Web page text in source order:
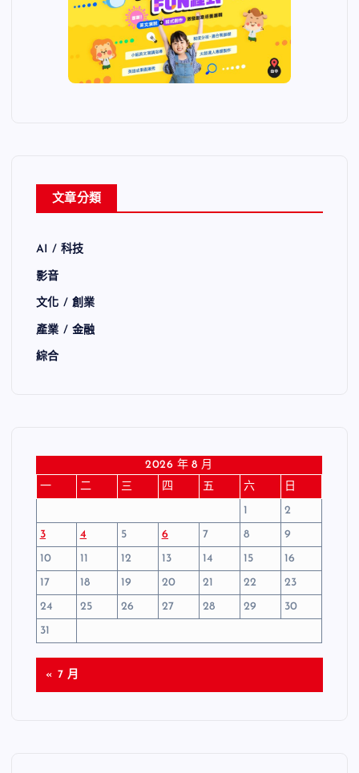
文章分類
AI / 科技
影音
文化 / 創業
產業 / 金融
綜合
2026 年 8 月
一
二 三 四 五 六
日
1
2
3
4 5 6 7 8
9
10
11 12 13 14 15
16
17
18 19 20 21 22
23
24
25 26 27 28 29
30
31
« 7 月